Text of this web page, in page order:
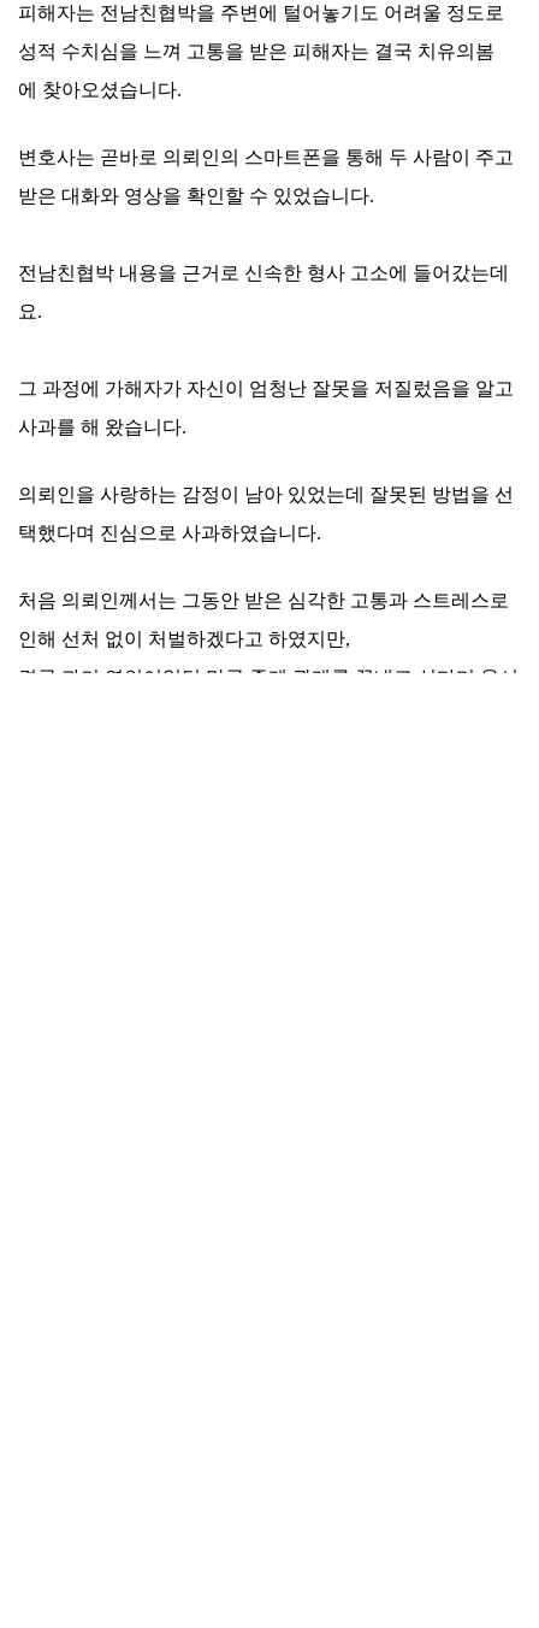
피해자는 전남친협박을 주변에 털어놓기도 어려울 정도로
성적 수치심을 느껴 고통을 받은 피해자는 결국 치유의봄
에 찾아오셨습니다.
변호사는 곧바로 의뢰인의 스마트폰을 통해 두 사람이 주고
받은 대화와 영상을 확인할 수 있었습니다.
전남친협박 내용을 근거로 신속한 형사 고소에 들어갔는데
요.
그 과정에 가해자가 자신이 엄청난 잘못을 저질렀음을 알고
사과를 해 왔습니다.
의뢰인을 사랑하는 감정이 남아 있었는데 잘못된 방법을 선
택했다며 진심으로 사과하였습니다.
처음 의뢰인께서는 그동안 받은 심각한 고통과 스트레스로
인해 선처 없이 처벌하겠다고 하였지만,
결국 과거 연인이었던 만큼 좋게 관계를 끝내고 싶다며 용서